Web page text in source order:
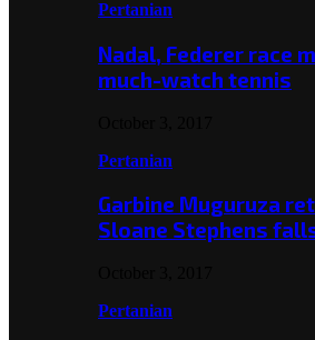
Pertanian
Nadal, Federer race
much-watch tennis
Pertanian
Garbine Muguruza
Sloane Stephens
Pertanian